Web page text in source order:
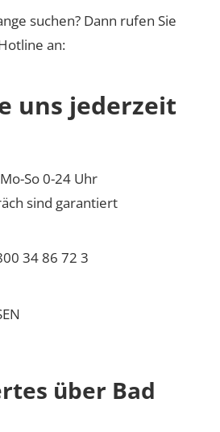
suchen? Dann rufen Sie
an:
uns jederzeit
So 0-24 Uhr
sind garantiert
34 86 72 3
über Bad